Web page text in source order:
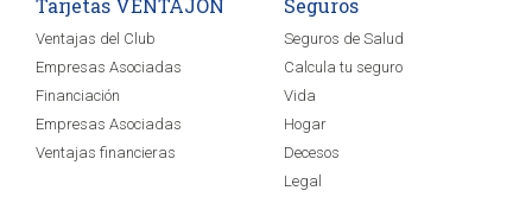
Tarjetas VENTAJON
Ventajas del Club
Empresas Asociadas
Financiación
Empresas Asociadas
Ventajas financieras
Seguros
Seguros de Salud
Calcula tu seguro
Vida
Hogar
Decesos
Legal